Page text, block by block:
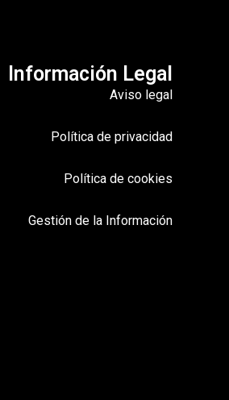
Información Legal
Aviso legal
Política de privacidad
Política de cookies
Gestión de la Información